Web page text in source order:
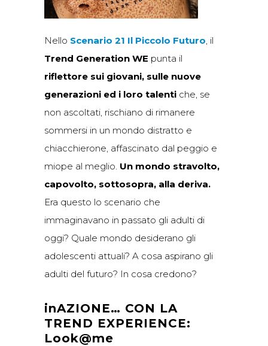
Nello Scenario 21 Il Piccolo Futuro, il
Trend Generation WE punta il
riflettore sui giovani, sulle nuove
generazioni ed i loro talenti che, se
non ascoltati, rischiano di rimanere
sommersi in un mondo distratto e
chiacchierone, affascinato dal peggio e
miope al meglio. Un mondo stravolto,
capovolto, sottosopra, alla deriva.
Era questo lo scenario che
immaginavano in passato gli adulti di
oggi? Quale mondo desiderano gli
adolescenti attuali? A cosa aspirano gli
adulti del futuro? In cosa credono?
inAZIONE… CON LA
TREND EXPERIENCE:
Look@me